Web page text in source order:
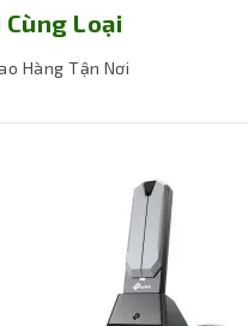
Cùng Loại
Hàng Tận Nơi